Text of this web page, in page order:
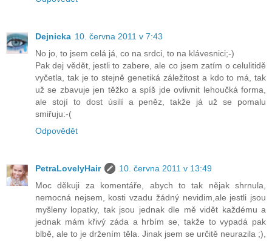
Dejnicka 10. června 2011 v 7:43
No jo, to jsem celá já, co na srdci, to na klávesnici;-)
Pak dej vědět, jestli to zabere, ale co jsem zatím o celulitidě
vyčetla, tak je to stejně genetiká záležitost a kdo to má, tak
už se zbavuje jen těžko a spíš jde ovlivnit lehoučká forma,
ale stojí to dost úsilí a peněz, takže já už se pomalu
smiřuju:-(
Odpovědět
PetraLovelyHair
10. června 2011 v 13:49
Moc děkuji za komentáře, abych to tak nějak shrnula,
nemocná nejsem, kosti vzadu žádný nevidim,ale jestli jsou
myšleny lopatky, tak jsou jednak dle mě vidět každému a
jednak mám křivý záda a hrbím se, takže to vypadá pak
blbě, ale to je držením těla. Jinak jsem se určitě neurazila ;),